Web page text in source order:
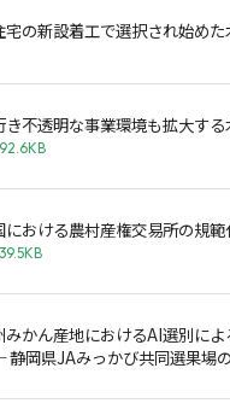
宅の新設着工で選択され始め
き不透明な事業環境も拡大す
における農村産権交易所の規
みかん産地におけるAI選別に
静岡県JAみっかび共同選果場